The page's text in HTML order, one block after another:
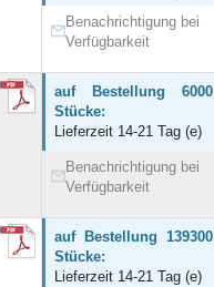
Benachrichtigung bei
Verfügbarkeit
auf Bestellung 6000
Stücke:
Lieferzeit 14-21 Tag (e)
Benachrichtigung bei
Verfügbarkeit
auf Bestellung 139300
Stücke:
Lieferzeit 14-21 Tag (e)